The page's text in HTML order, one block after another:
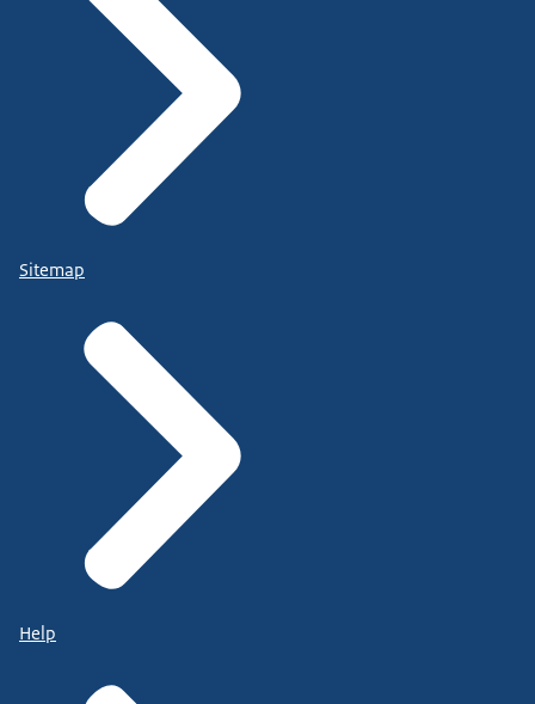
Sitemap
Help